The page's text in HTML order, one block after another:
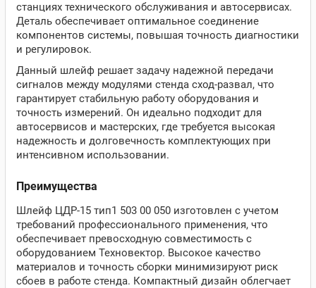
станциях технического обслуживания и автосервисах.
Деталь обеспечивает оптимальное соединение
компонентов системы, повышая точность диагностики
и регулировок.
Данный шлейф решает задачу надежной передачи
сигналов между модулями стенда сход-развал, что
гарантирует стабильную работу оборудования и
точность измерений. Он идеально подходит для
автосервисов и мастерских, где требуется высокая
надежность и долговечность комплектующих при
интенсивном использовании.
Преимущества
Шлейф ЦДР-15 тип1 503 00 050 изготовлен с учетом
требований профессионального применения, что
обеспечивает превосходную совместимость с
оборудованием Техновектор. Высокое качество
материалов и точность сборки минимизируют риск
сбоев в работе стенда. Компактный дизайн облегчает